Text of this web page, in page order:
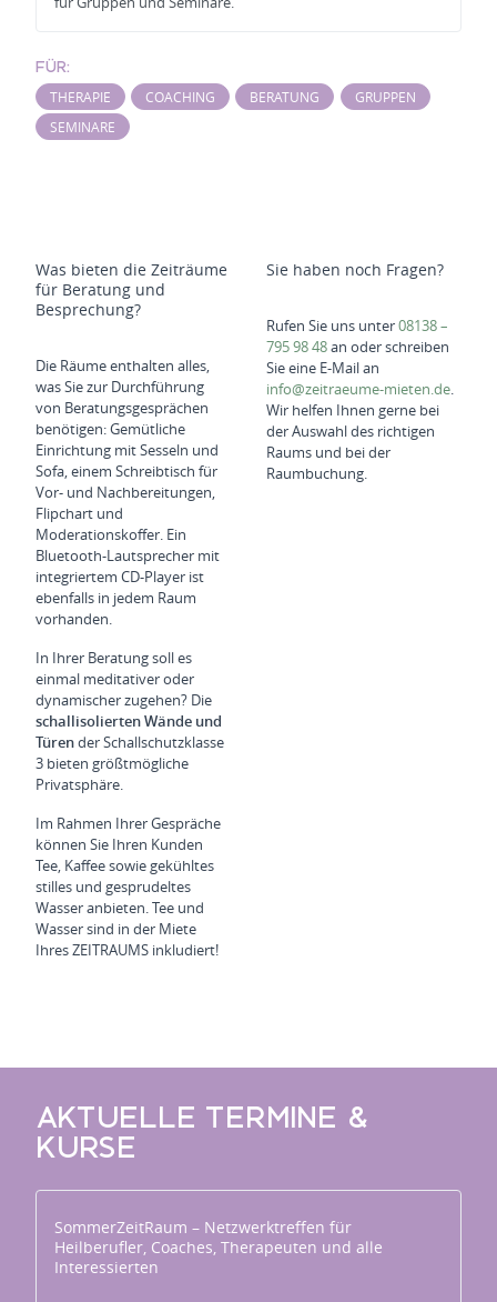
FÜR:
THERAPIE
COACHING BERATUNG
GRUPPEN
SEMINARE
Was bieten die Zeiträume
für Beratung und
Besprechung?
Die Räume enthalten alles,
was Sie zur Durchführung
von Beratungsgesprächen
benötigen: Gemütliche
Einrichtung mit Sesseln und
Sofa, einem Schreibtisch für
Vor- und Nachbereitungen,
Flipchart und
Moderationskoffer. Ein
Bluetooth-Lautsprecher mit
integriertem CD-Player ist
ebenfalls in jedem Raum
vorhanden.
In Ihrer Beratung soll es
einmal meditativer oder
dynamischer zugehen? Die
schallisolierten Wände und
Türender Schallschutzklasse
3 bieten größtmögliche
Privatsphäre.
Im Rahmen Ihrer Gespräche
können Sie Ihren Kunden
Tee, Kaffee sowie gekühltes
stilles und gesprudeltes
Wasser anbieten. Tee und
Wasser sind in der Miete
Ihres ZEITRAUMS inkludiert!
Sie haben noch Fragen?
Rufen Sie uns unter08138 –
795 98 48an oder schreiben
Sie eine E-Mail an
info@zeitraeume-mieten.de.
Wir helfen Ihnen gerne bei
der Auswahl des richtigen
Raums und bei der
Raumbuchung.
AKTUELLE TERMINE &
KURSE
SommerZeitRaum – Netzwerktreffen für
Heilberufler, Coaches, Therapeuten und alle
Interessierten